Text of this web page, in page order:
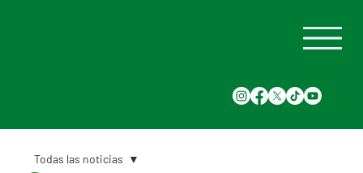
Todas las noticias